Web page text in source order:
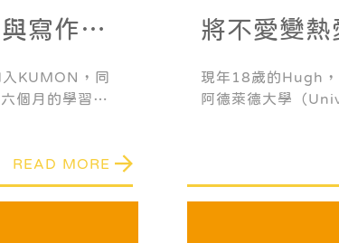
寫作的
KUMON，同
個月的學習，
出版成書。
READ MORE
將不愛變
習的熱情
現年18歲的Hugh
阿德萊德大學（
時也是KUMON數